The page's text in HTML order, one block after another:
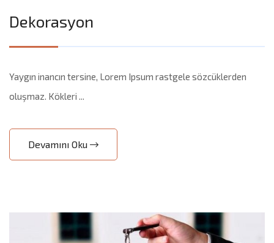
Dekorasyon
Yaygın inancın tersine, Lorem Ipsum rastgele sözcüklerden
oluşmaz. Kökleri ...
Devamını Oku